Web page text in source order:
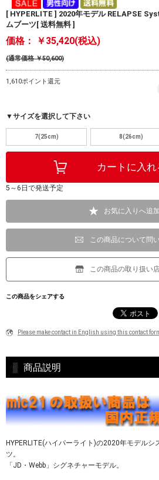
[ HYPERLITE ] 2020年モデル RELAPSE
ムブーツ[ 送料無料 ]
価格： ￥35,420(税込)
(通常価格 ￥50,600)
1,610ポイント還元
▼サイズを選択して下さい
7(25cm) 8(26cm)
5～6日で発送予定
お気に入りへ追
この商品について問
この商品の取り扱い
この商品をシェアする
Please make contact in English using this contact
商品説明
HYPERLITE(ハイパーライト)の2020年モデルシ
ツ。
「JD・Webb」シグネチャーモデル。